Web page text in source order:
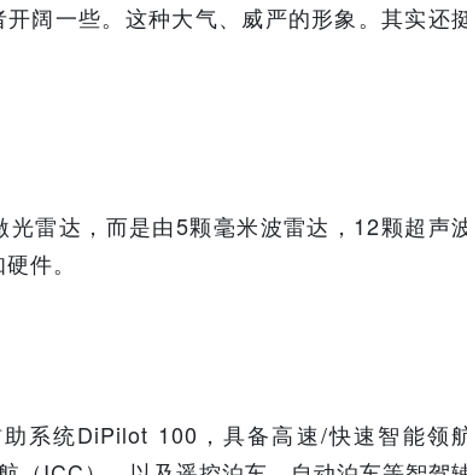
阔一些。这种大气、威严的形象。其实还
雷达，而是由5颗毫米波雷达，12颗超声
件。
系统DiPilot 100，具备高速/快速智能领